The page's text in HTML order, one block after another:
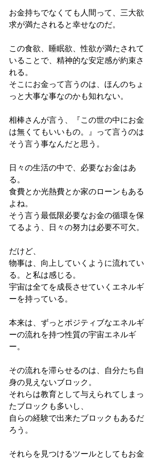
お金持ちでなくても人間って、三大欲
求が満たされると幸せなのだ。
この食欲、睡眠欲、性欲が満たされて
いることで、精神的な安定感が約束さ
れる。
そこにお金って言うのは、ほんのちょ
っと大事な事なのかも知れない。
相棒さんが言う、『この世の中にお金
は無くてもいいもの。』って言うのは
そう言う事なんだと思う。
日々の生活の中で、必要なお金はあ
る。
食費とか光熱費とか家のローンもある
よね。
そう言う最低限必要なお金の循環を保
てるよう、日々の努力は必要不可欠。
だけど、
物事は、向上していくように流れてい
る。と私は感じる。
宇宙は全てを成長させていくエネルギ
ーを持っている。
本来は、ずっとポジティブなエネルギ
ーの流れを持つ性質の宇宙エネルギ
ー。
その流れを滞らせるのは、自分たち自
身の見えないブロック。
それらは教育として与えられてしまっ
たブロックも多いし、
自らの経験で出来たブロックもあるだ
ろう。
それらを見つけるツールとしてもお金